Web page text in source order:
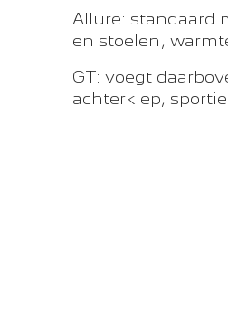
Allure: standaard
en stoelen,
GT: voegt
achterklep,